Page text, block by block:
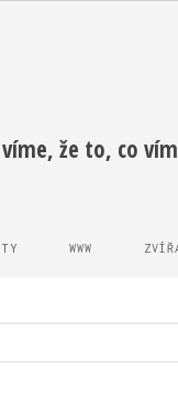
že to, co
WWW